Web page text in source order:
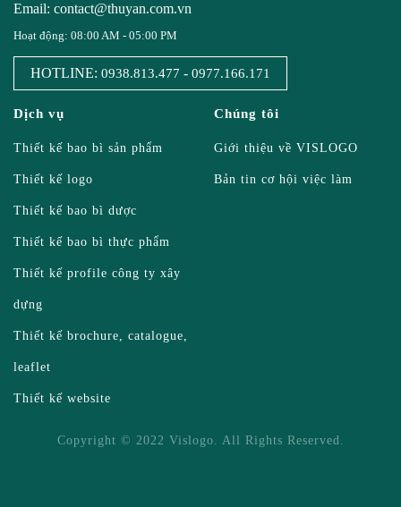
Email: contact@thuyan.com.vn
Hoạt động: 08:00 AM - 05:00 PM
HOTLINE: 0938.813.477 - 0977.166.171
Dịch vụ
Thiết kế bao bì sản phẩm
Thiết kế logo
Thiết kế bao bì dược
Thiết kế bao bì thực phẩm
Thiết kế profile công ty xây
dựng
Thiết kế brochure, catalogue,
leaflet
Thiết kế website
Chúng tôi
Giới thiệu về VISLOGO
Bản tin cơ hội việc làm
Copyright © 2022 Vislogo. All Rights Reserved.